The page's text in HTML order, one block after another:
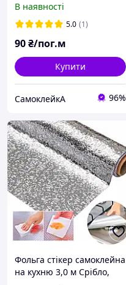
В наявності
5.0 (1)
90₴/пог.м
Купити
СамоклейкА 96%
Фольга стікер самоклейна
на кухню 3,0 м Срібло,